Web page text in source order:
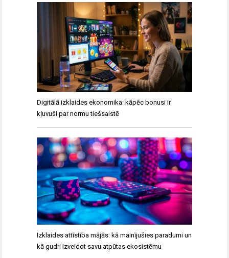
Digitālā izklaides ekonomika: kāpēc bonusi ir
kļuvuši par normu tiešsaistē
Izklaides attīstība mājās: kā mainījušies paradumi un
kā gudri izveidot savu atpūtas ekosistēmu